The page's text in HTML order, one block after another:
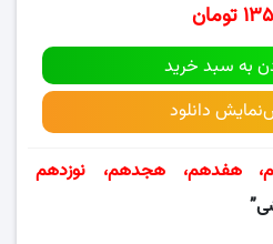
به سبد خرید
دانلود
هفدهم، هجدهم، نوزدهم